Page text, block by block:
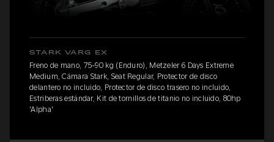
STARK VARG EX
Freno de mano, 75-90 kg (Enduro), Metzeler 6 Days Extreme
Medium, Cámara Stark, Seat Regular, Protector de disco
delantero no incluido, Protector de disco trasero no incluido,
Estriberas estándar, Kit de tornillos de titanio no incluido, 80hp
'Alpha'